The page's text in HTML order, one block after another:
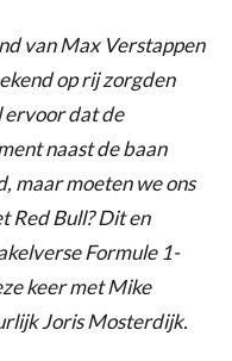
van Max Verstappen
op rij zorgden
ervoor dat de
naast de baan
maar moeten we ons
Red Bull? Dit en
Formule 1-
keer met Mike
Joris Mosterdijk.